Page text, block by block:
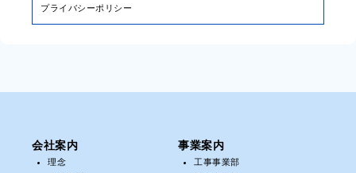
プライバシーポリシー
会社案内
理念
事業案内
工事事業部